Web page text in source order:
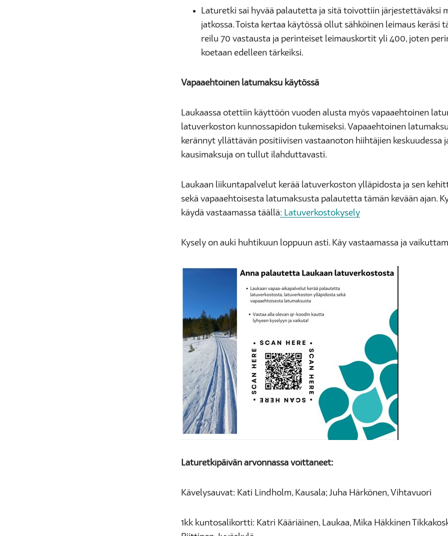
Laturetki sai hyvää palautetta ja sitä toivottiin järjestettäväksi
jatkossa. Toista kertaa käytössä ollut sähköinen leimaus keräsi
reilu 70 vastausta ja perinteiset leimauskortit yli 400, joten
koetaan edelleen tärkeiksi.
Vapaaehtoinen latumaksu käytössä
Laukaassa otettiin käyttöön vuoden alusta myös vapaaehtoinen
latuverkoston kunnossapidon tukemiseksi. Vapaaehtoinen
kerännyt yllättävän positiivisen vastaanoton hiihtäjien keskuudessa
kausimaksuja on tullut ilahduttavasti.
Laukaan liikuntapalvelut kerää latuverkoston ylläpidosta ja sen
sekä vapaaehtoisesta latumaksusta palautetta tämän kevään ajan.
käydä vastaamassa täällä: Latuverkostokysely
Kysely on auki huhtikuun loppuun asti. Käy vastaamassa ja
Laturetkipäivän arvonnassa voittaneet:
Kävelysauvat: Kati Lindholm, Kausala; Juha Härkönen, Vihtavuori
1kk kuntosalikortti: Katri Kääriäinen, Laukaa, Mika Häkkinen